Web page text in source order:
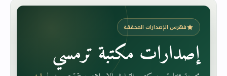
فهرس الإصدارات المحققة
إصدارات مكتبة ترمسي